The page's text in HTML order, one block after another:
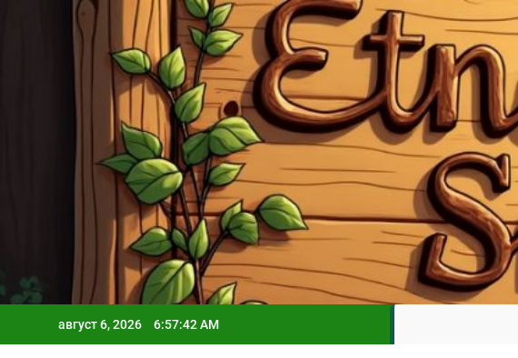
август 6, 2026 6:57:44 AM